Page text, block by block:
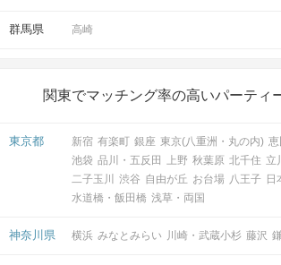
群馬県 高崎
関東でマッチング率の高いパーティ
東京都 新宿 有楽町 銀座 東京(八重洲・丸の内) 恵
池袋 品川・五反田 上野 秋葉原 北千住 立
二子玉川
渋谷 自由が丘 お台場 八王子 日
水道橋・飯田橋 浅草・両国
神奈川県 横浜 みなとみらい 川崎・武蔵小杉 藤沢